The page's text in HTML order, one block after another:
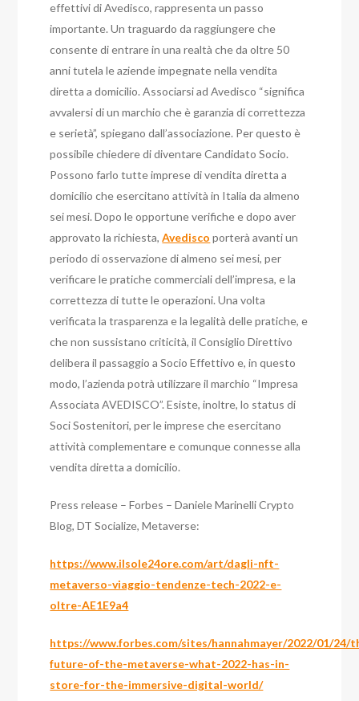
effettivi di Avedisco, rappresenta un passo
importante. Un traguardo da raggiungere che
consente di entrare in una realtà che da oltre 50
anni tutela le aziende impegnate nella vendita
diretta a domicilio. Associarsi ad Avedisco “significa
avvalersi di un marchio che è garanzia di correttezza
e serietà”, spiegano dall’associazione. Per questo è
possibile chiedere di diventare Candidato Socio.
Possono farlo tutte imprese di vendita diretta a
domicilio che esercitano attività in Italia da almeno
sei mesi. Dopo le opportune verifiche e dopo aver
approvato la richiesta,Avedisco porterà avanti un
periodo di osservazione di almeno sei mesi, per
verificare le pratiche commerciali dell’impresa, e la
correttezza di tutte le operazioni. Una volta
verificata la trasparenza e la legalità delle pratiche, e
che non sussistano criticità, il Consiglio Direttivo
delibera il passaggio a Socio Effettivo e, in questo
modo, l’azienda potrà utilizzare il marchio “Impresa
Associata AVEDISCO”. Esiste, inoltre, lo status di
Soci Sostenitori, per le imprese che esercitano
attività complementare e comunque connesse alla
vendita diretta a domicilio.
Press release – Forbes – Daniele Marinelli Crypto
Blog, DT Socialize, Metaverse:
https://www.ilsole24ore.com/art/dagli-nft-
metaverso-viaggio-tendenze-tech-2022-e-
oltre-AE1E9a4
https://www.forbes.com/sites/hannahmayer/2022/01/24/
future-of-the-metaverse-what-2022-has-in-
store-for-the-immersive-digital-world/